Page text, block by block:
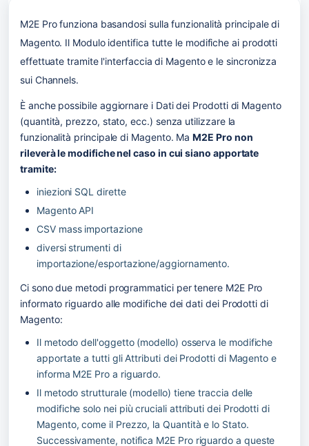
M2E Pro funziona basandosi sulla funzionalità principale di
Magento. Il Modulo identifica tutte le modifiche ai prodotti
effettuate tramite l'interfaccia di Magento e le sincronizza
sui Channels.
È anche possibile aggiornare i Dati dei Prodotti di Magento
(quantità, prezzo, stato, ecc.) senza utilizzare la
funzionalità principale di Magento. Ma M2E Pro non
rileverà le modifiche nel caso in cui siano apportate
tramite:
iniezioni SQL dirette
Magento API
CSV mass importazione
diversi strumenti di
importazione/esportazione/aggiornamento.
Ci sono due metodi programmatici per tenere M2E Pro
informato riguardo alle modifiche dei dati dei Prodotti di
Magento:
Il metodo dell'oggetto (modello) osserva le modifiche
apportate a tutti gli Attributi dei Prodotti di Magento e
informa M2E Pro a riguardo.
Il metodo strutturale (modello) tiene traccia delle
modifiche solo nei più cruciali attributi dei Prodotti di
Magento, come il Prezzo, la Quantità e lo Stato.
Successivamente, notifica M2E Pro riguardo a queste